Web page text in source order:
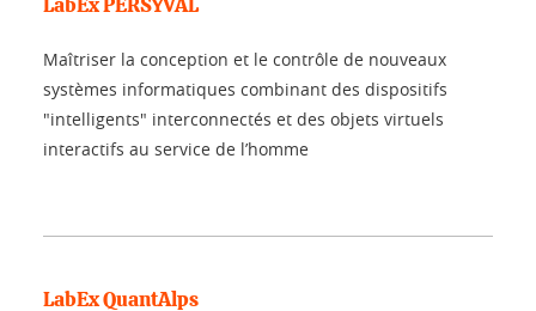
LabEx PERSYVAL
Maîtriser la conception et le contrôle de nouveaux
systèmes informatiques combinant des dispositifs
"intelligents" interconnectés et des objets virtuels
interactifs au service de l’homme
LabEx QuantAlps